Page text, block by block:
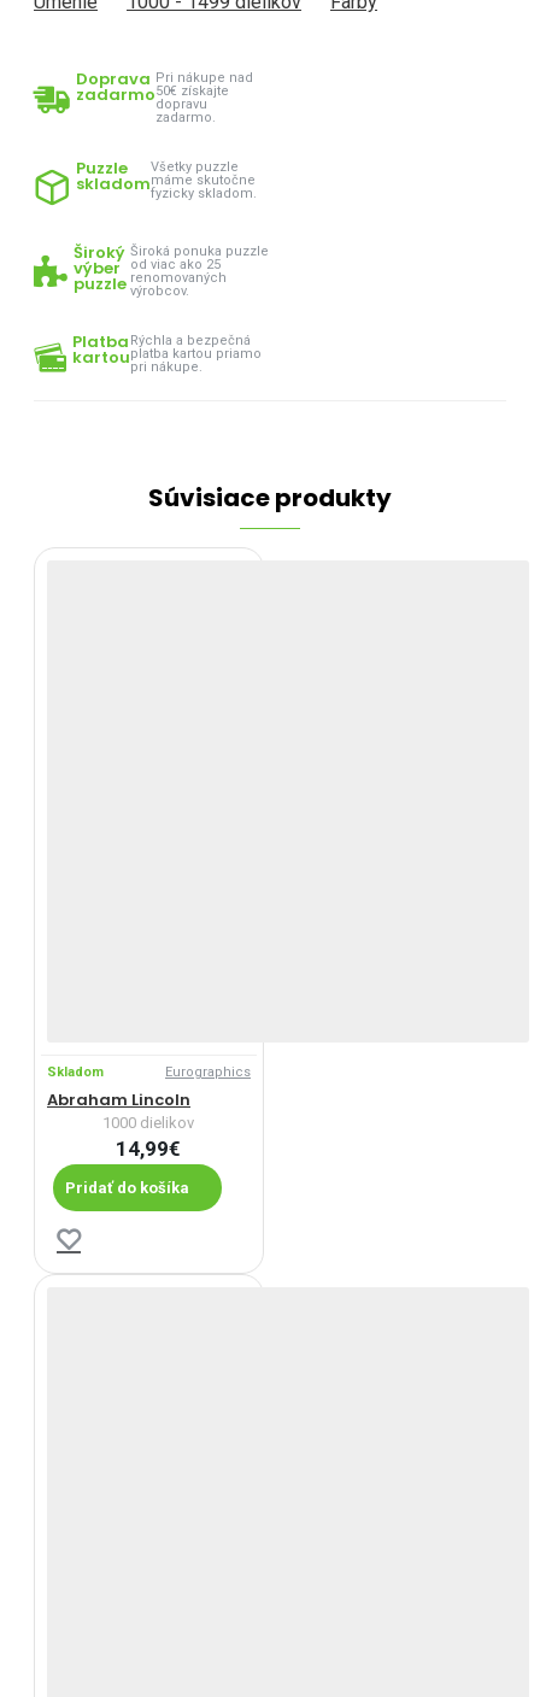
Doprava
zadarmo
Pri nákupe nad
50€ získajte
dopravu
zadarmo.
Puzzle
skladom
Všetky puzzle
máme skutočne
fyzicky skladom.
Široký
výber
puzzle
Široká ponuka puzzle
od viac ako 25
renomovaných
výrobcov.
Platba
kartou
Rýchla a bezpečná
platba kartou priamo
pri nákupe.
Súvisiace produkty
Skladom Eurographics
Abraham Lincoln
1000 dielikov
14,99€
Pridať do košíka